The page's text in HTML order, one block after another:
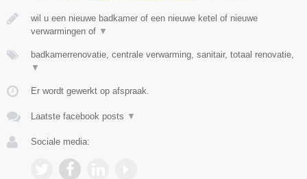
wil u een nieuwe badkamer of een nieuwe ketel of nieuwe
verwarmingen of ▼
badkamerrenovatie, centrale verwarming, sanitair, totaal renovatie,
▼
Er wordt gewerkt op afspraak.
Laatste facebook posts ▼
Sociale media: